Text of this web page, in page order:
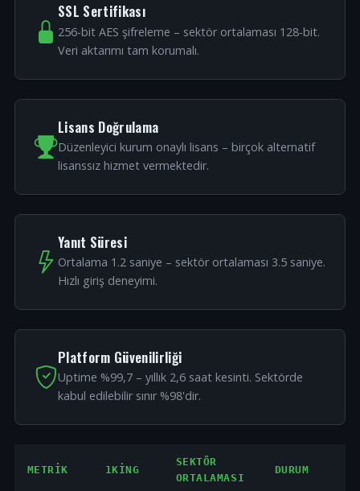
SSL Sertifikası
256-bit AES şifreleme – sektör ortalaması 128-bit.
Veri aktarımı tam korumalı.
Lisans Doğrulama
Düzenleyici kurum onaylı lisans – birçok alternatif
lisanssız hizmet vermektedir.
Yanıt Süresi
Ortalama 1.2 saniye – sektör ortalaması 3.5 saniye.
Hızlı giriş deneyimi.
Platform Güvenilirliği
Uptime %99,7 – yıllık 2,6 saat kesinti. Sektörde
kabul edilebilir sınır %98'dir.
METRIK 1KING
SEKTÖR
ORTALAMASI
DURUM